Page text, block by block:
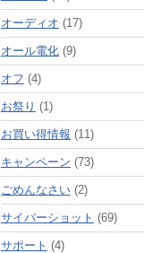
オーディオ (17)
オール電化(9)
オフ (4)
お祭り (1)
お買い得情報 (11)
キャンペーン (73)
ごめんなさい(2)
サイバーショット (69)
サポート (4)